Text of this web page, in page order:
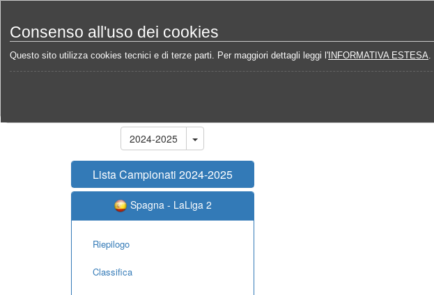
Consenso all'uso dei cookies
Questo sito utilizza cookies tecnici e di terze parti. Per maggiori dettagli leggi l' INFORMATIVA ESTESA.
Home Campionati Spagna - LaLiga 2 2024-2025 Calendario
2024-2025
Lista Campionati 2024-2025
Spagna - LaLiga 2
Riepilogo
Classifica